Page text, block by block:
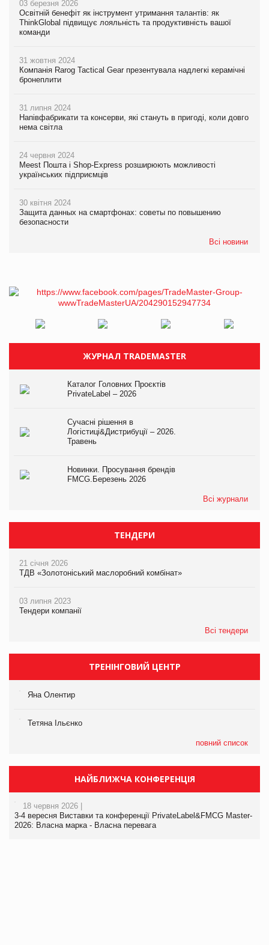
03 березня 2026
Освітній бенефіт як інструмент утримання талантів: як
ThinkGlobal підвищує лояльність та продуктивність вашої
команди
31 жовтня 2024
Компанія Rarog Tactical Gear презентувала надлегкі керамічні
бронеплити
31 липня 2024
Напівфабрикати та консерви, які стануть в пригоді, коли довго
нема світла
24 червня 2024
Meest Пошта і Shop-Express розширюють можливості
українських підприємців
30 квітня 2024
Защита данных на смартфонах: советы по повышению
безопасности
Всі новини
ЖУРНАЛ TRADEMASTER
Каталог Головних Проєктів
PrivateLabel – 2026
Сучасні рішення в
Логістиці&Дистрибуції – 2026.
Травень
Новинки. Просування брендів
FMCG.Березень 2026
Всі журнали
ТЕНДЕРИ
21 січня 2026
ТДВ «Золотоніський маслоробний комбінат»
03 липня 2023
Тендери компанії
Всі тендери
ТРЕНІНГОВИЙ ЦЕНТР
Яна Олентир
Тетяна Ільєнко
повний список
НАЙБЛИЖЧА КОНФЕРЕНЦІЯ
18 червня 2026 |
3-4 вересня Виставки та конференції PrivateLabel&FMCG Master-
2026: Власна марка - Власна перевага